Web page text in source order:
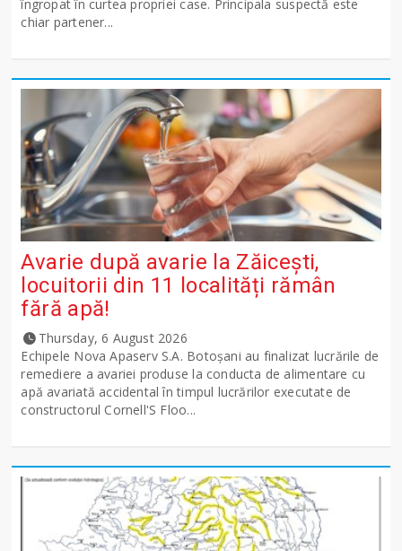
îngropat în curtea propriei case. Principala suspectă este
chiar partener...
Avarie după avarie la Zăicești,
locuitorii din 11 localități rămân
fără apă!
Thursday, 6 August 2026
Echipele Nova Apaserv S.A. Botoșani au finalizat lucrările de
remediere a avariei produse la conducta de alimentare cu
apă avariată accidental în timpul lucrărilor executate de
constructorul Cornell'S Floo...